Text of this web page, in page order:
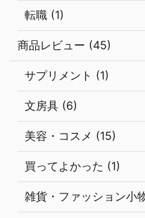
転職 (1)
商品レビュー (45)
サプリメント (1)
文房具 (6)
美容・コスメ (15)
買ってよかった (1)
雑貨・ファッション小